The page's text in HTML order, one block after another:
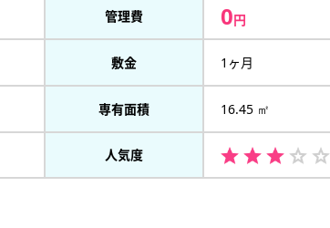
管理費 0円
敷金 1ヶ月
専有面積 16.45 ㎡
人気度